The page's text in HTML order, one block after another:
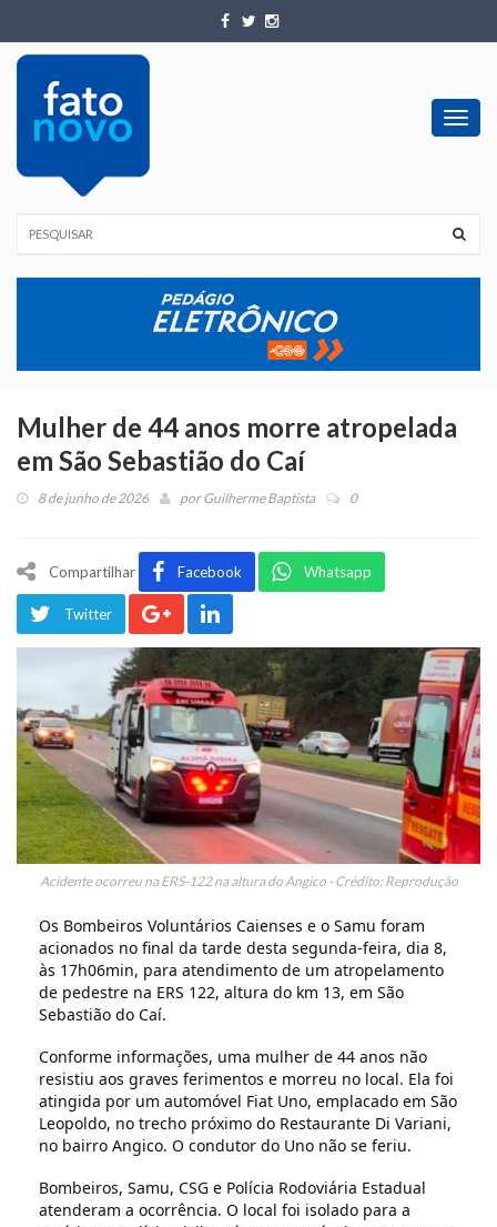
Mulher de 44 anos morre atropelada
em São Sebastião do Caí
8 de junho de 2026 porGuilherme Baptista 0
Compartilhar Facebook Whatsapp
Twitter
Acidente ocorreu na ERS-122 na altura do Angico - Crédito: Reprodução
Os Bombeiros Voluntários Caienses e o Samu foram
acionados no final da tarde desta segunda-feira, dia 8,
às 17h06min, para atendimento de um atropelamento
de pedestre na ERS 122, altura do km 13, em São
Sebastião do Caí.
Conforme informações, uma mulher de 44 anos não
resistiu aos graves ferimentos e morreu no local. Ela foi
atingida por um automóvel Fiat Uno, emplacado em São
Leopoldo, no trecho próximo do Restaurante Di Variani,
no bairro Angico. O condutor do Uno não se feriu.
Bombeiros, Samu, CSG e Polícia Rodoviária Estadual
atenderam a ocorrência. O local foi isolado para a